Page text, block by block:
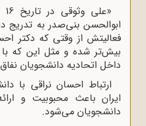
ابوالحسن بنی‌صدر به تدریج
فعالیتش از وقتی که دکتر
بیش‌تر شده و مثل این که
داخل اتحادیه دانشجویان نفاق
ارتباط احسان نراقی با
ایران باعث محبوبیت و
دانشجویان می‌شود.